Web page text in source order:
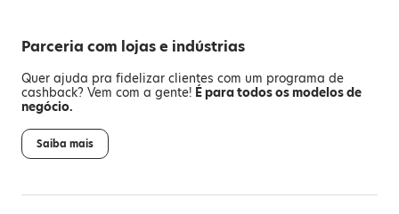
Parceria com lojas e indústrias
Quer ajuda pra fidelizar clientes com um programa de
cashback? Vem com a gente! É para todos os modelos de
negócio.
Saiba mais